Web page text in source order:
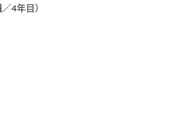
4年目）